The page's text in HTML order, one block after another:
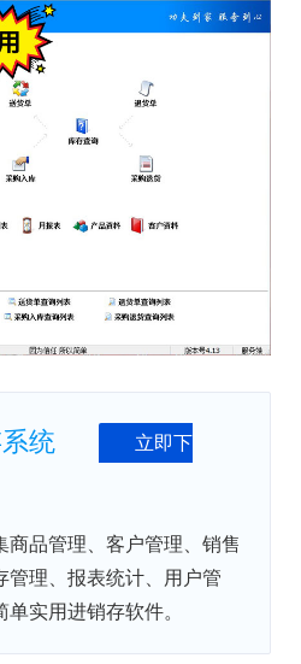
统 立即下
商品管理、客户管理、销售
管理、报表统计、用户管
实用进销存软件。